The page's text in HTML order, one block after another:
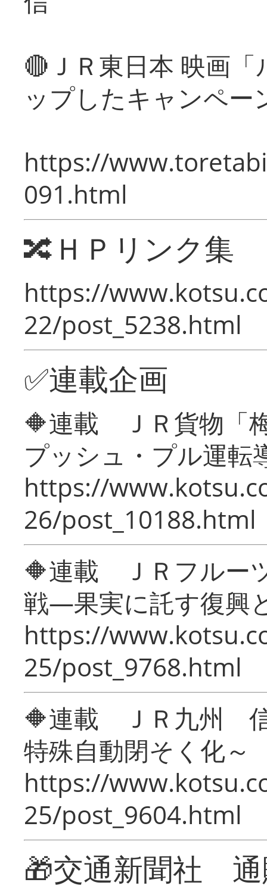
🔴ＪＲ東日本 映画
ップしたキャンペー
https://
091.html
🔀ＨＰリンク集
https://
22/post_5238.html
✅連載企画
🔶連載 ＪＲ貨物「
プッシュ・プル運転
https://
26/post_10188.html
🔶連載 ＪＲフルー
戦―果実に託す復興
https://
25/post_9768.html
🔶連載 ＪＲ九州 信
特殊自動閉そく化～
https://
25/post_9604.html
🎁交通新聞社